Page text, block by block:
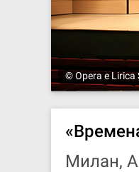
© Opera e Lirica
Милан,